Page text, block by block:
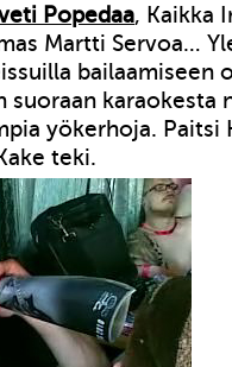
Popedaa, Kaikka
Martti Servoa…
bailaamiseen
suoraan karaokesta
yökerhoja. Paitsi
teki.